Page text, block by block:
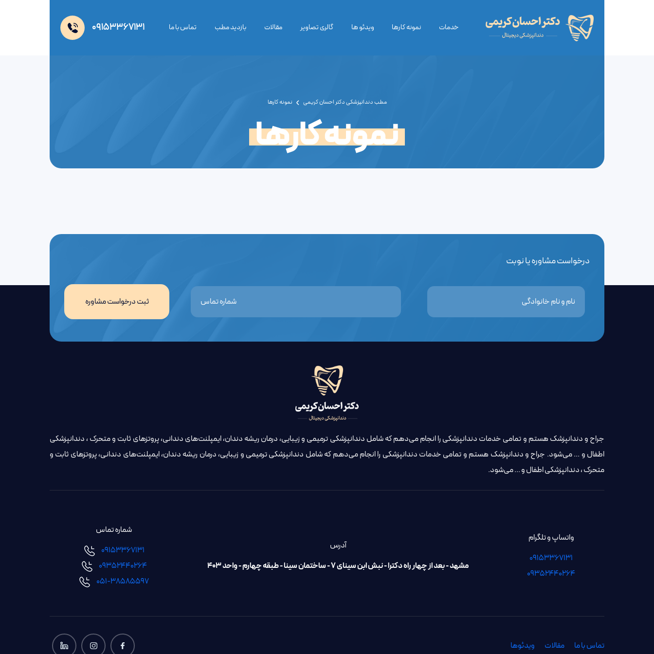
خدمات نمونه کارها ویدئو ها گالری تصاویر مقالات بازدید مطب تماس با ما 09153367131
مطب دندانپزشکی دکتر احسان کریمی نمونه کارها
نمونه کارها
درخواست مشاوره یا نوبت
ثبت درخواست مشاوره
جراح و دندانپزشک هستم و تمامی خدمات دندانپزشکی را انجام می‌دهم که شامل دندانپزشکی ترمیمی و زیبایی، درمان ریشه دندان، ایمپلنت‌های دندانی، پروتزهای ثابت و متحرک ، دندانپزشکی
اطفال و ... می‌شود. جراح و دندانپزشک هستم و تمامی خدمات دندانپزشکی را انجام می‌دهم که شامل دندانپزشکی ترمیمی و زیبایی، درمان ریشه دندان، ایمپلنت‌های دندانی، پروتزهای ثابت و
متحرک ، دندانپزشکی اطفال و ... می‌شود.
واتساپ و تلگرام
09153367131
۰۹۳۵۲۴۴۰۲۶۴
آدرس
مشهد - بعد از چهار راه دکترا - نبش ابن سینای 7 - ساختمان سینا - طبقه چهارم - واحد ۴۰۳
شماره تماس
09153367131
۰۹۳۵۲۴۴۰۲۶۴
051-38585597
تماس با ما مقالات ویدئوها